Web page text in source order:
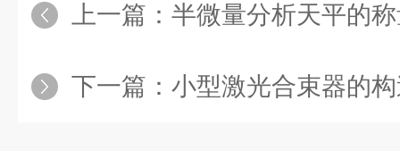
上一篇： 半微量分析天平的
下一篇： 小型激光合束器的